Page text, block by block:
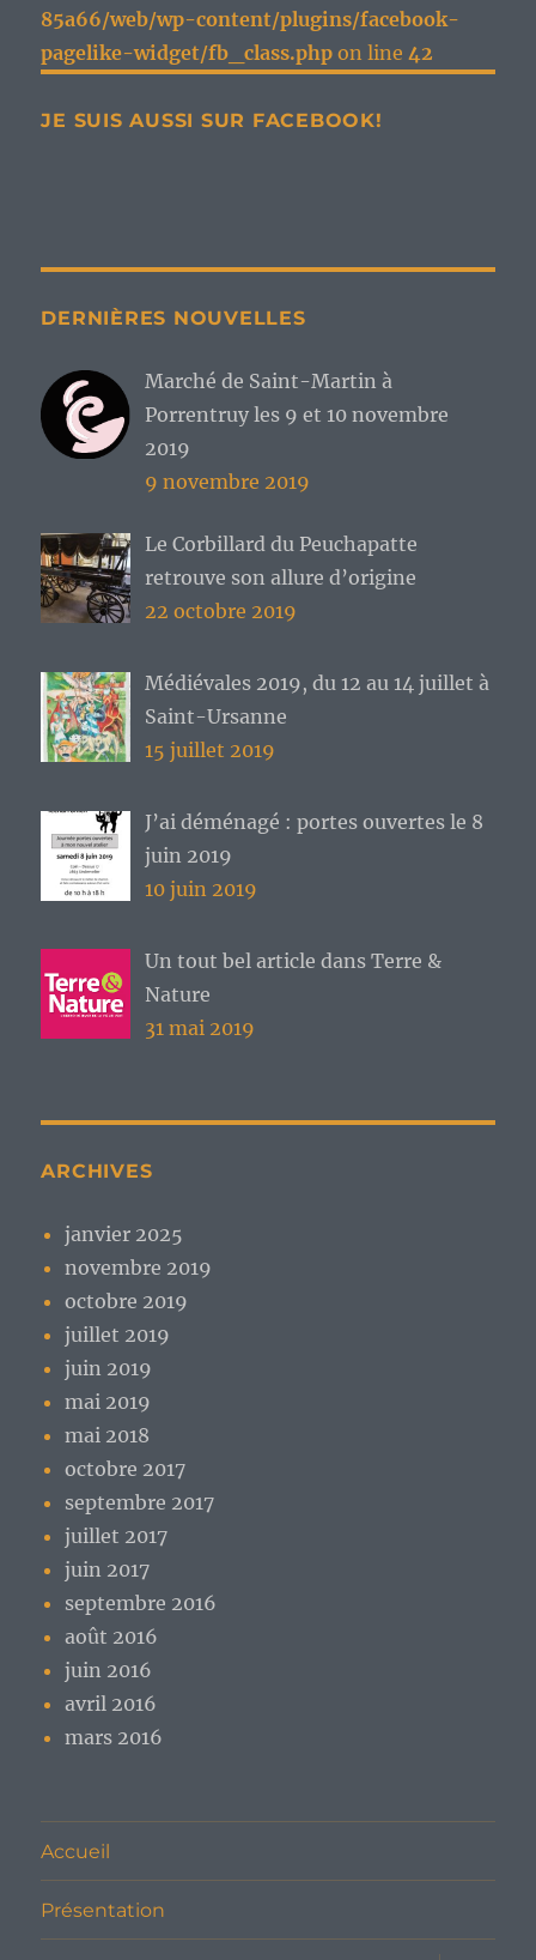
85a66/web/wp-content/plugins/facebook-
pagelike-widget/fb_class.php on line42
JE SUIS AUSSI SUR FACEBOOK!
DERNIÈRES NOUVELLES
Marché de Saint-Martin à
Porrentruy les 9 et 10 novembre
2019
9 novembre 2019
Le Corbillard du Peuchapatte
retrouve son allure d’origine
22 octobre 2019
Médiévales 2019, du 12 au 14 juillet à
Saint-Ursanne
15 juillet 2019
J’ai déménagé : portes ouvertes le 8
juin 2019
10 juin 2019
Un tout bel article dans Terre &
Nature
31 mai 2019
ARCHIVES
janvier 2025
novembre 2019
octobre 2019
juillet 2019
juin 2019
mai 2019
mai 2018
octobre 2017
septembre 2017
juillet 2017
juin 2017
septembre 2016
août 2016
juin 2016
avril 2016
mars 2016
Accueil
Présentation